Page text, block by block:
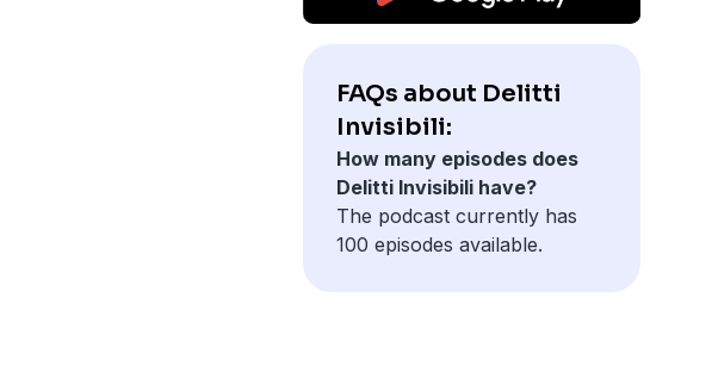
FAQs about Delitti
Invisibili:
How many episodes does
Delitti Invisibili have?
The podcast currently has
100 episodes available.